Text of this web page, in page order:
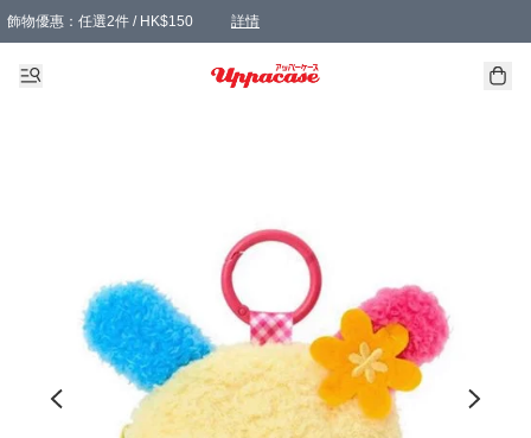
飾物優惠：任選2件 / HK$150 詳情
髮飾優惠：任選2件 / HK$100 詳情
精選襪子優惠：任選3對 / HK$115 詳情
滿額免運：本地訂單滿港幣350元可享免運費優惠